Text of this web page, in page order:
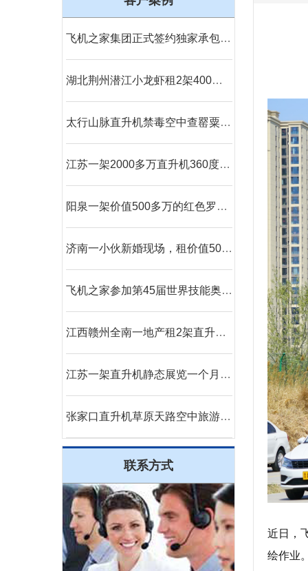
飞机之家集团正式签约独家承包运营新疆玉其塔什景区，打造低空旅游新标杆！
湖北荆州潜江小龙虾租2架400万直升机完成1300多万营业额
太行山脉直升机禁毒空中查罂粟成新手段
江苏一架2000多万直升机360度空中看房
阳泉一架价值500多万的红色罗宾逊直升机开展静展活动
济南一小伙新婚现场，租价值500多万的直升机助阵
飞机之家参加第45届世界技能奥林匹克选拔赛
江西赣州全南一地产租2架直升机空中看房
江苏一架直升机静态展览一个月活动如期举行
张家口直升机草原天路空中旅游正式开启
联系方式
近日，
绘作业